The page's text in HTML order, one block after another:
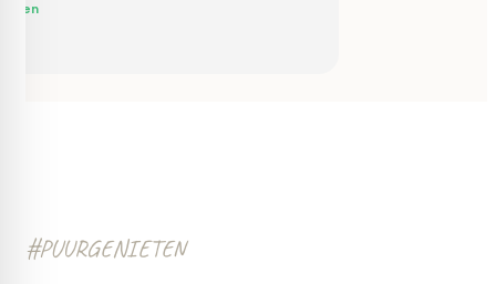
Yvonne Claessen
#PUURGENIETEN